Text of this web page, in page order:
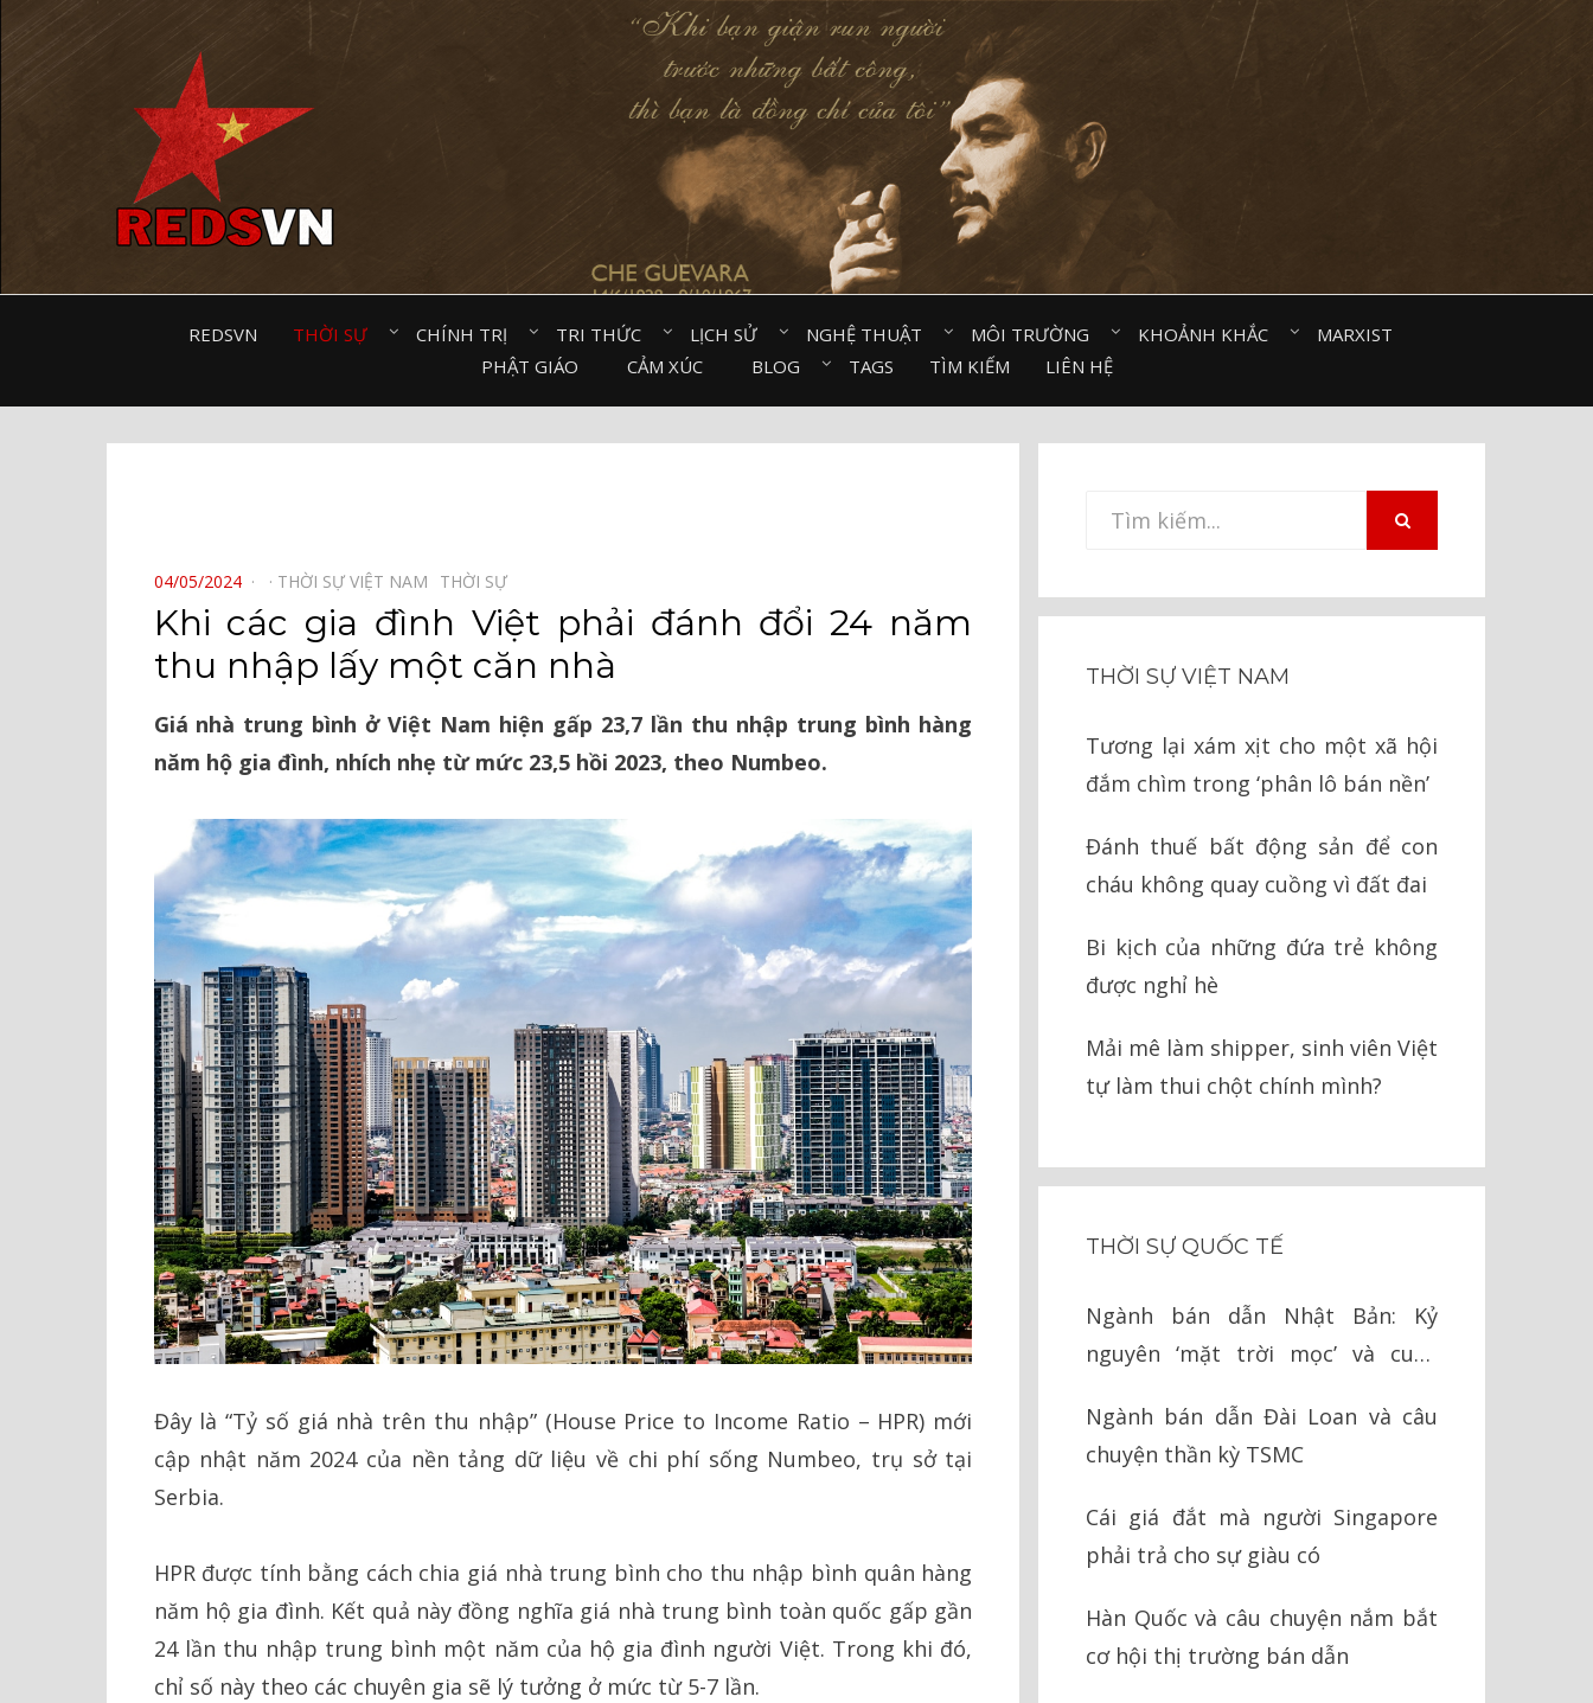
REDSVN THỜI SỰ⠀ CHÍNH TRỊ⠀ TRI THỨC⠀ LỊCH SỬ⠀ NGHỆ THUẬT⠀ MÔI TRƯỜNG⠀ KHOẢNH KHẮC⠀
MARXIST⠀
PHẬT GIÁO⠀
CẢM XÚC⠀ BLOG⠀ TAGS TÌM KIẾM LIÊN HỆ
POSTED
ON
04/05/2024 THỜI SỰ VIỆT NAM⠀ THỜI SỰ⠀
Khi các gia đình Việt phải đánh đổi 24 năm
thu nhập lấy một căn nhà
Giá nhà trung bình ở Việt Nam hiện gấp 23,7 lần thu nhập trung bình hàng
năm hộ gia đình, nhích nhẹ từ mức 23,5 hồi 2023, theo Numbeo.
Đây là “Tỷ số giá nhà trên thu nhập” (House Price to Income Ratio – HPR) mới
cập nhật năm 2024 của nền tảng dữ liệu về chi phí sống Numbeo, trụ sở tại
Serbia.
HPR được tính bằng cách chia giá nhà trung bình cho thu nhập bình quân hàng
năm hộ gia đình. Kết quả này đồng nghĩa giá nhà trung bình toàn quốc gấp gần
24 lần thu nhập trung bình một năm của hộ gia đình người Việt. Trong khi đó,
chỉ số này theo các chuyên gia sẽ lý tưởng ở mức từ 5-7 lần.
Tìm
THỜI SỰ VIỆT NAM
Tương lại xám xịt cho một xã hội
đắm chìm trong ‘phân lô bán nền’
Đánh thuế bất động sản để con
cháu không quay cuồng vì đất đai
Bi kịch của những đứa trẻ không
được nghỉ hè
Mải mê làm shipper, sinh viên Việt
tự làm thui chột chính mình?
THỜI SỰ QUỐC TẾ
Ngành bán dẫn Nhật Bản: Kỷ
nguyên ‘mặt trời mọc’ và cuộc
Ngành bán dẫn Đài Loan và câu
chuyện thần kỳ TSMC
Cái giá đắt mà người Singapore
phải trả cho sự giàu có
Hàn Quốc và câu chuyện nắm bắt
cơ hội thị trường bán dẫn